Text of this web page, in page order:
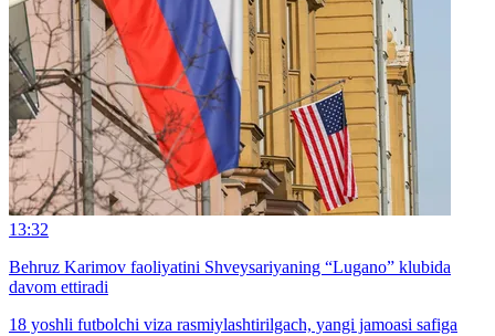
13:32
Behruz Karimov faoliyatini Shveysariyaning “Lugano” klubida
davom ettiradi
18 yoshli futbolchi viza rasmiylashtirilgach, yangi jamoasi safiga